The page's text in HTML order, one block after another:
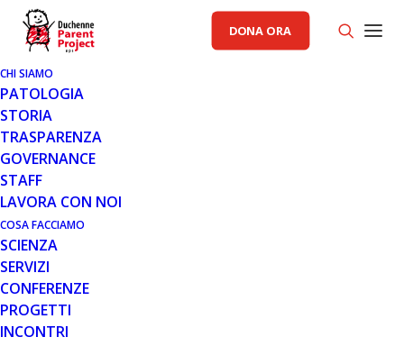
DONA ORA
CHI SIAMO
PATOLOGIA
STORIA
TRASPARENZA
GOVERNANCE
STAFF
LAVORA CON NOI
COSA FACCIAMO
SCIENZA
SERVIZI
CONFERENZE
PROGETTI
INCONTRI
AREA SCIENZA PP
11 SET 2020
AGGIORNAMENTI DA SAREPTA
SULLA TERAPIA GENICA CON LA
MICRODISTROFINA SRP-9001